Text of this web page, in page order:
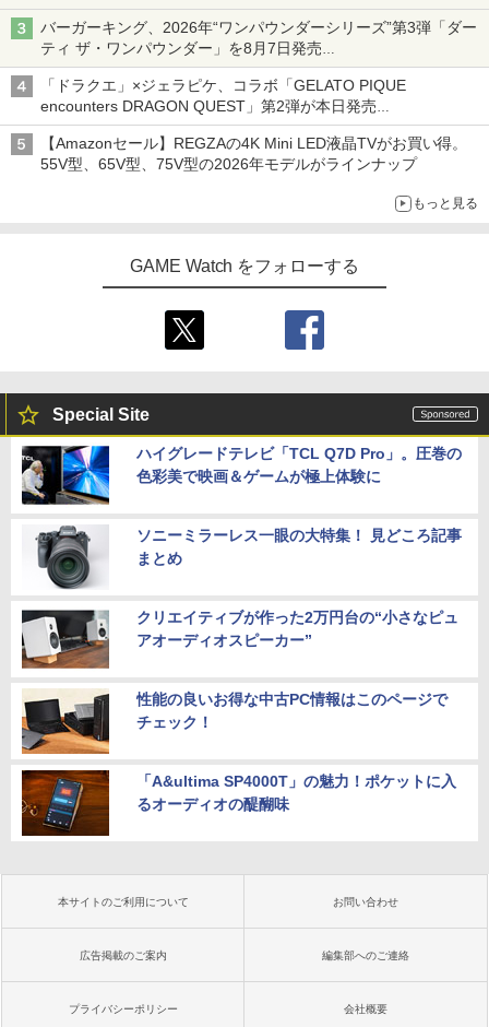
バーガーキング、2026年“ワンパウンダーシリーズ”第3弾「ダー
ティ ザ・ワンパウンダー」を8月7日発売
「特製ガーリックマヨソース」を使用した超大型チーズバーガー
「ドラクエ」×ジェラピケ、コラボ「GELATO PIQUE
encounters DRAGON QUEST」第2弾が本日発売
アイスカップに入ったスライムやわたぼう、ベビーサタンなどが
オリジナルアートで登場
【Amazonセール】REGZAの4K Mini LED液晶TVがお買い得。
55V型、65V型、75V型の2026年モデルがラインナップ
もっと見る
GAME Watch をフォローする
Special Site
ハイグレードテレビ「TCL Q7D Pro」。圧巻の
色彩美で映画＆ゲームが極上体験に
ソニーミラーレス一眼の大特集！ 見どころ記事
まとめ
クリエイティブが作った2万円台の“小さなピュ
アオーディオスピーカー”
性能の良いお得な中古PC情報はこのページで
チェック！
「A&ultima SP4000T」の魅力！ポケットに入
るオーディオの醍醐味
本サイトのご利用について お問い合わせ
広告掲載のご案内 編集部へのご連絡
プライバシーポリシー 会社概要